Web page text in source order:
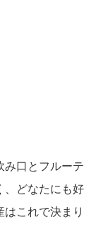
み口とフルーテ
、どなたにも好
これで決まり